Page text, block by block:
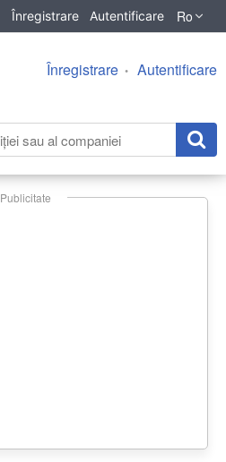
Înregistrare Autentificare Ro
Înregistrare Autentificare
Publicitate